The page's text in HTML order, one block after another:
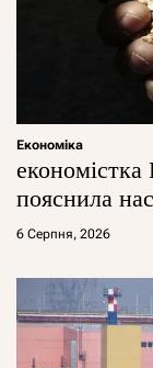
Економіка
економістка
пояснила
6 Серпня, 2026